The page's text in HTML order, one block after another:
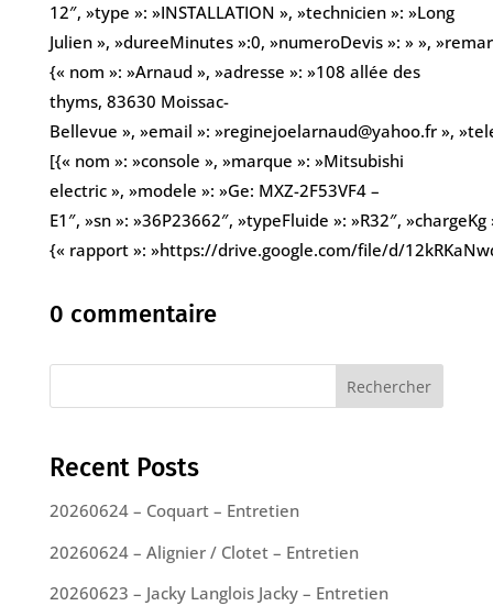
12″, »type »: »INSTALLATION », »technicien »: »Long
Julien », »dureeMinutes »:0, »numeroDevis »: » »,
{« nom »: »Arnaud », »adresse »: »108 allée des
thyms, 83630 Moissac-
Bellevue », »email »: »reginejoelarnaud@yahoo.fr »,
[{« nom »: »console », »marque »: »Mitsubishi
electric », »modele »: »Ge: MXZ-2F53VF4 –
E1″, »sn »: »36P23662″, »typeFluide »: »R32″,
{« rapport »: »https://drive.google.com/file/d/
0 commentaire
Rechercher
Recent Posts
20260624 – Coquart – Entretien
20260624 – Alignier / Clotet – Entretien
20260623 – Jacky Langlois Jacky – Entretien